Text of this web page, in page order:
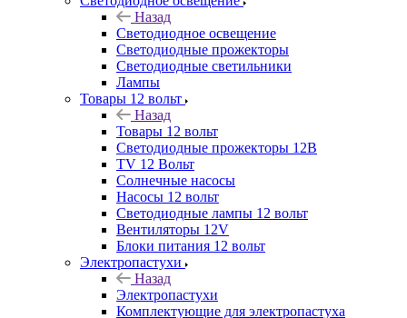
Назад
Светодиодное освещение
Светодиодные прожекторы
Светодиодные светильники
Лампы
Товары 12 вольт
Назад
Товары 12 вольт
Светодиодные прожекторы 12В
TV 12 Вольт
Солнечные насосы
Насосы 12 вольт
Светодиодные лампы 12 вольт
Вентиляторы 12V
Блоки питания 12 вольт
Электропастухи
Назад
Электропастухи
Комплектующие для электропастуха